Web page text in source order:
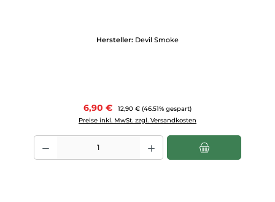
Hersteller: Devil Smoke
Verkaufspreis:
6,90 € Regulärer Preis:
12,90 € (46.51% gespart)
Preise inkl. MwSt. zzgl. Versandkosten
Produkt Anzahl: Gib den gewünschten Wert ein oder benutze die